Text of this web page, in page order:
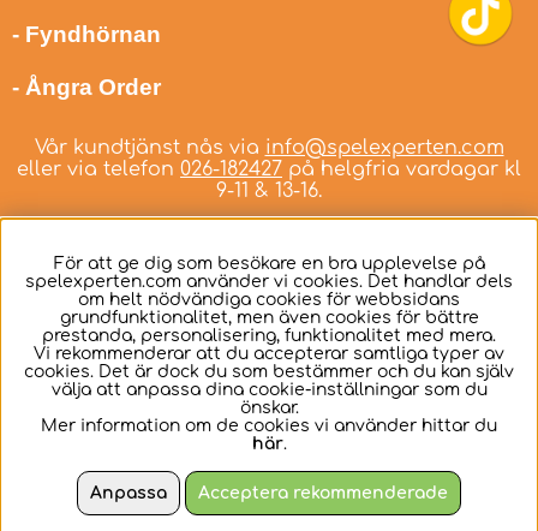
- Fyndhörnan
- Ångra Order
Vår kundtjänst nås via info@spelexperten.com
eller via telefon 026-182427 på helgfria vardagar kl
9-11 & 13-16.
Svenska
För att ge dig som besökare en bra upplevelse på
spelexperten.com använder vi cookies. Det handlar dels
om helt nödvändiga cookies för webbsidans
grundfunktionalitet, men även cookies för bättre
prestanda, personalisering, funktionalitet med mera.
Vi rekommenderar att du accepterar samtliga typer av
cookies. Det är dock du som bestämmer och du kan själv
välja att anpassa dina cookie-inställningar som du
önskar.
Mer information om de cookies vi använder hittar du
här.
Anpassa Acceptera rekommenderade